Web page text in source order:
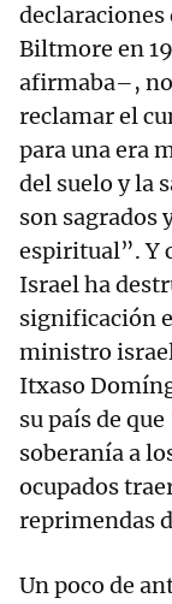
Biltmore en
afirmaba–,
reclamar el
para una era
del suelo y la
son sagrados
espiritual”. Y
Israel ha
significación
ministro
Itxaso
su país de
soberanía a
ocupados
reprimendas
Un poco de